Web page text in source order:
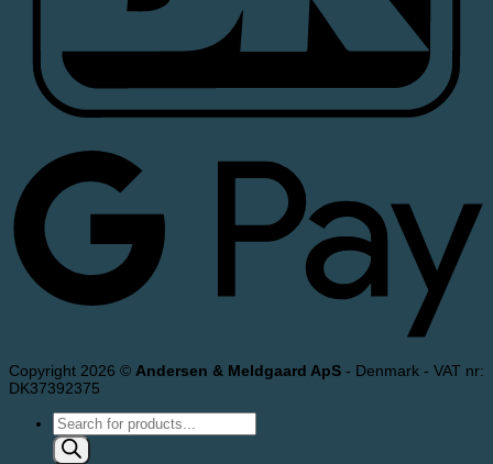
Copyright 2026 © Andersen & Meldgaard ApS - Denmark - VAT nr:
DK37392375
Products
search